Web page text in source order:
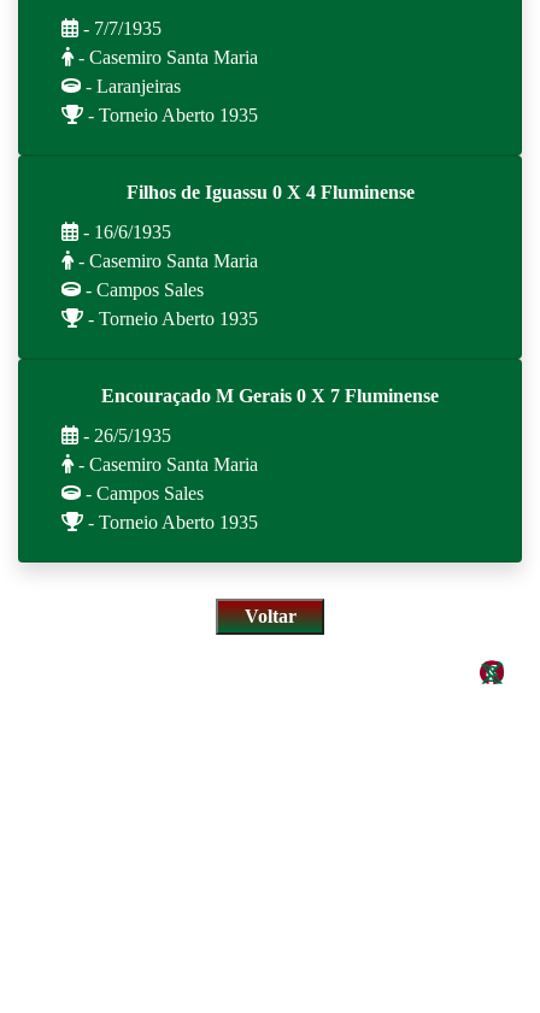
- 7/7/1935
- Casemiro Santa Maria
- Laranjeiras
- Torneio Aberto 1935
Filhos de Iguassu 0 X 4 Fluminense
- 16/6/1935
- Casemiro Santa Maria
- Campos Sales
- Torneio Aberto 1935
Encouraçado M Gerais 0 X 7 Fluminense
- 26/5/1935
- Casemiro Santa Maria
- Campos Sales
- Torneio Aberto 1935